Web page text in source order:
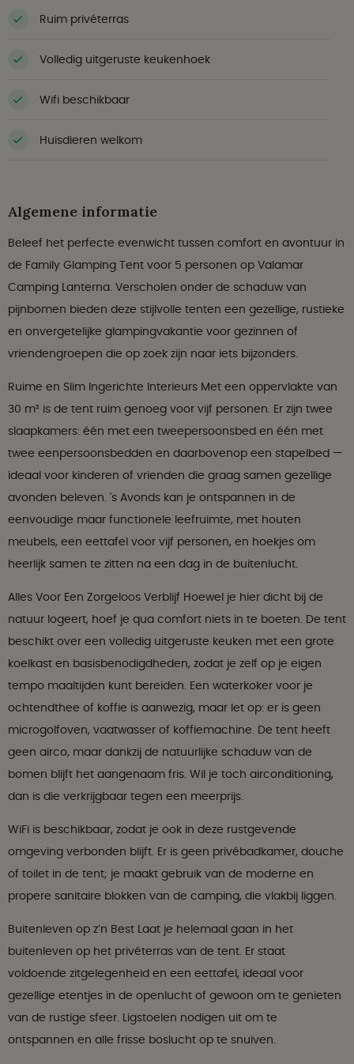
Ruim privéterras
Volledig uitgeruste keukenhoek
Wifi beschikbaar
Huisdieren welkom
Algemene informatie
Beleef het perfecte evenwicht tussen comfort en avontuur in
de Family Glamping Tent voor 5 personen op Valamar
Camping Lanterna. Verscholen onder de schaduw van
pijnbomen bieden deze stijlvolle tenten een gezellige, rustieke
en onvergetelijke glampingvakantie voor gezinnen of
vriendengroepen die op zoek zijn naar iets bijzonders.
Ruime en Slim Ingerichte Interieurs Met een oppervlakte van
30 m² is de tent ruim genoeg voor vijf personen. Er zijn twee
slaapkamers: één met een tweepersoonsbed en één met
twee eenpersoonsbedden en daarbovenop een stapelbed —
ideaal voor kinderen of vrienden die graag samen gezellige
avonden beleven. 's Avonds kan je ontspannen in de
eenvoudige maar functionele leefruimte, met houten
meubels, een eettafel voor vijf personen, en hoekjes om
heerlijk samen te zitten na een dag in de buitenlucht.
Alles Voor Een Zorgeloos Verblijf Hoewel je hier dicht bij de
natuur logeert, hoef je qua comfort niets in te boeten. De tent
beschikt over een volledig uitgeruste keuken met een grote
koelkast en basisbenodigdheden, zodat je zelf op je eigen
tempo maaltijden kunt bereiden. Een waterkoker voor je
ochtendthee of koffie is aanwezig, maar let op: er is geen
microgolfoven, vaatwasser of koffiemachine. De tent heeft
geen airco, maar dankzij de natuurlijke schaduw van de
bomen blijft het aangenaam fris. Wil je toch airconditioning,
dan is die verkrijgbaar tegen een meerprijs.
WiFi is beschikbaar, zodat je ook in deze rustgevende
omgeving verbonden blijft. Er is geen privébadkamer, douche
of toilet in de tent; je maakt gebruik van de moderne en
propere sanitaire blokken van de camping, die vlakbij liggen.
Buitenleven op z’n Best Laat je helemaal gaan in het
buitenleven op het privéterras van de tent. Er staat
voldoende zitgelegenheid en een eettafel, ideaal voor
gezellige etentjes in de openlucht of gewoon om te genieten
van de rustige sfeer. Ligstoelen nodigen uit om te
ontspannen en alle frisse boslucht op te snuiven.